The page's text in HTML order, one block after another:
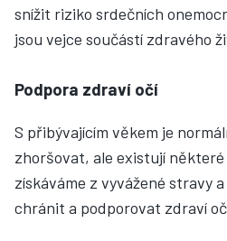
snížit riziko srdečních
jsou vejce součástí zdravého
Podpora zdraví očí
S přibývajícím věkem je
zhoršovat, ale existují
získáváme z vyvážené stravy
chránit a podporovat zdraví